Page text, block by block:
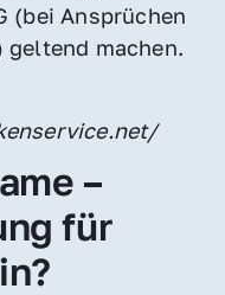
(bei Ansprüchen
geltend machen.
–
für